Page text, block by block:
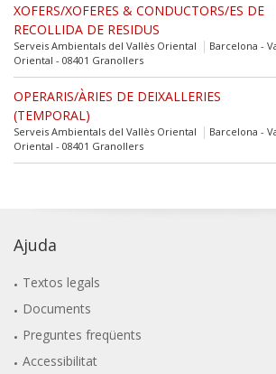
XOFERS/XOFERES & CONDUCTORS/ES DE
RECOLLIDA DE RESIDUS
Serveis Ambientals del Vallès Oriental
Barcelona -
Oriental - 08401 Granollers
OPERARIS/ÀRIES DE DEIXALLERIES
(TEMPORAL)
Serveis Ambientals del Vallès Oriental
Barcelona -
Oriental - 08401 Granollers
Ajuda
Textos legals
Documents
Preguntes freqüents
Accessibilitat